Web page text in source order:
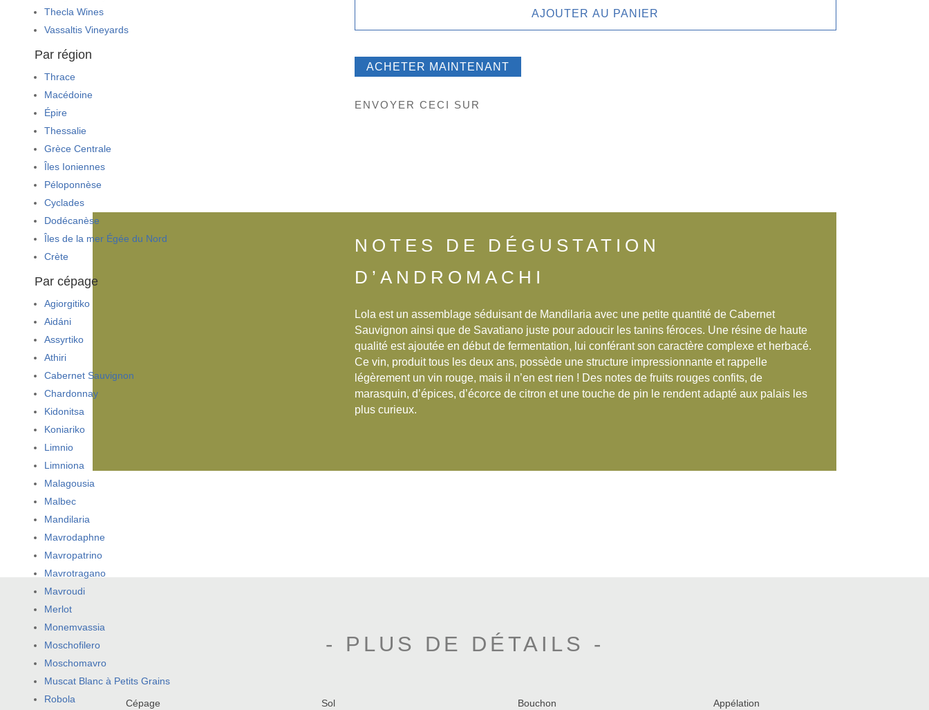
Thecla Wines
Vassaltis Vineyards
Par région
Thrace
Macédoine
Épire
Thessalie
Grèce Centrale
Îles Ioniennes
Péloponnèse
Cyclades
Dodécanèse
Îles de la mer Égée du Nord
Crète
Par cépage
Agiorgitiko
Aidáni
Assyrtiko
Athiri
Cabernet Sauvignon
Chardonnay
Kidonitsa
Koniariko
Limnio
Limniona
Malagousia
Malbec
Mandilaria
Mavrodaphne
Mavropatrino
Mavrotragano
Mavroudi
Merlot
Monemvassia
Moschofilero
Moschomavro
Muscat Blanc à Petits Grains
Robola
AJOUTER AU PANIER
ACHETER MAINTENANT
ENVOYER CECI SUR
NOTES DE DÉGUSTATION
D’ANDROMACHI
Lola est un assemblage séduisant de Mandilaria avec une petite quantité de Cabernet
Sauvignon ainsi que de Savatiano juste pour adoucir les tanins féroces. Une résine de haute
qualité est ajoutée en début de fermentation, lui conférant son caractère complexe et herbacé.
Ce vin, produit tous les deux ans, possède une structure impressionnante et rappelle
légèrement un vin rouge, mais il n’en est rien ! Des notes de fruits rouges confits, de
marasquin, d’épices, d’écorce de citron et une touche de pin le rendent adapté aux palais les
plus curieux.
- PLUS DE DÉTAILS -
Cépage
Sol
Bouchon
Appélation